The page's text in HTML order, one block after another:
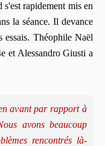
rapidement mis en
la séance. Il devance
Théophile Naël
et Alessandro Giusti a
avant par rapport à
avons beaucoup
rencontrés là-